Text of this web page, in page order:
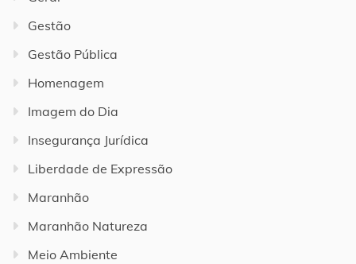
Gestão
Gestão Pública
Homenagem
Imagem do Dia
Insegurança Jurídica
Liberdade de Expressão
Maranhão
Maranhão Natureza
Meio Ambiente